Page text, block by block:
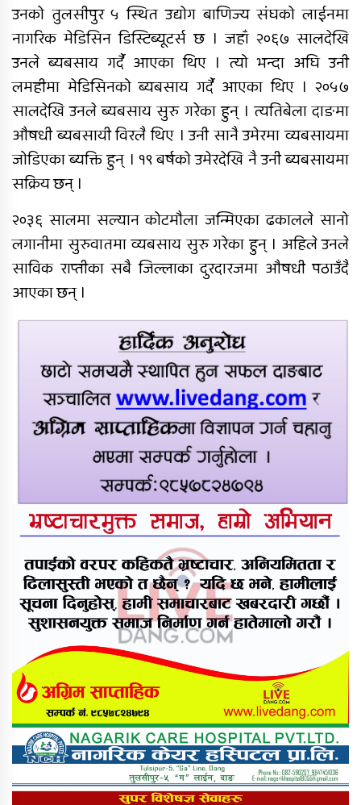
दुग्ध चिस्यान केन्द्र अनुदान हिनामिना
आरोपमा आठबिसकोटका मेयरसहित ११
जनाविरुद्ध भ्रष्टाचार मुद्दा
६ महिनाअघि सजिएकी बेहुली, ६
महिनापछि सडकमा अस्ताइन्
दंगीशरणमा आर्थिक वर्ष २०८२/८३ को
वार्षिक समीक्षा कार्यक्रम सम्पन्न
तुलसीपुरमा मोटरसाइकल र स्कुटी
ठोक्किँदा युवतीको मृत्यु
राप्ती आधारभूत अस्पतालमा शुक्रबार
निःशुल्क विशेषज्ञ स्वास्थ्य शिविर
सञ्चालन हुने
दाङमा आफ्नै भाइ बुहारी करणीको
आरोपमा जेठाजु विरुद्ध मुद्दा दायर
रोल्पामा खोलाले बगाउँदा एक वृद्धको
मृत्यु
उनको तुलसीपुर ५ स्थित उद्योग बाणिज्य संघको लाईनमा
नागरिक मेडिसिन डिस्टिब्यूटर्स छ । जहाँ २०६७ सालदेखि
उनले ब्यबसाय गर्दै आएका थिए । त्यो भन्दा अघि उनी
लमहीमा मेडिसिनको ब्यबसाय गर्दै आएका थिए । २०५७
सालदेखि उनले ब्यबसाय सुरु गरेका हुन् । त्यतिबेला दाङमा
औषधी ब्यबसायी विरलै थिए । उनी सानै उमेरमा व्यबसायमा
जोडिएका ब्यक्ति हुन् । १९ बर्षको उमेरदेखि नै उनी ब्यबसायमा
सक्रिय छन् ।
२०३६ सालमा सल्यान कोटमौला जन्मिएका ढकालले सानो
लगानीमा सुरुवातमा व्यबसाय सुरु गरेका हुन् । अहिले उनले
साविक राप्तीका सबै जिल्लाका दुरदारजमा औषधी पठाउँदै
आएका छन् ।